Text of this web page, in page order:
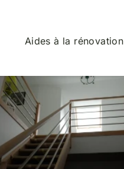
Aides à la rénovation